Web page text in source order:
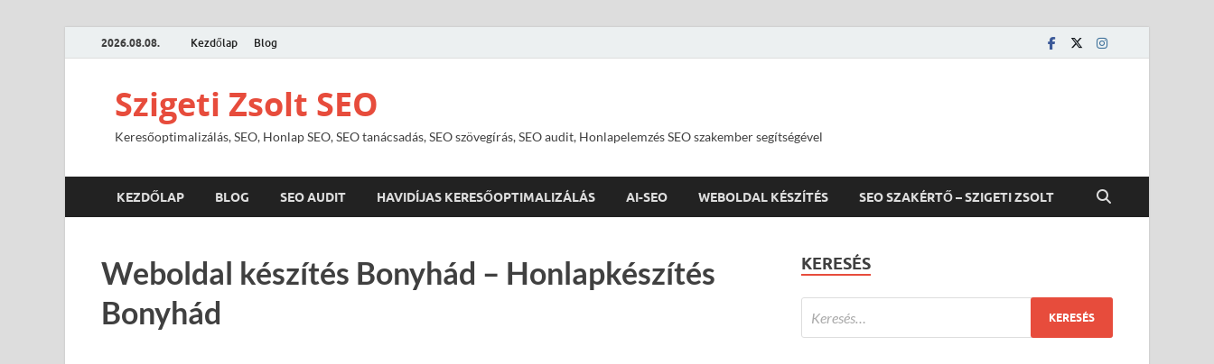
2026.08.08. Kezdőlap Blog
Szigeti Zsolt SEO
Keresőoptimalizálás, SEO, Honlap SEO, SEO tanácsadás, SEO szövegírás, SEO audit, Honlapelemzés SEO szakember segítségével
KEZDŐLAP BLOG SEO AUDIT HAVIDÍJAS KERESŐOPTIMALIZÁLÁS AI-SEO WEBOLDAL KÉSZÍTÉS SEO SZAKÉRTŐ – SZIGETI ZSOLT
Weboldal készítés Bonyhád – Honlapkészítés
Bonyhád
KERESÉS